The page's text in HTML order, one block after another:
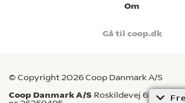
Om
Gå til coop.dk
© Copyright 2026 Coop Danmark A/S
Coop Danmark A/S Roskildevej 65, 2620